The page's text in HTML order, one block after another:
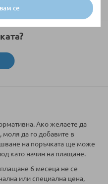
се
Ако желаете да
моля да го добавите в
на поръчката ще може
като начин на плащане.
6 месеца не се
или специална цена,